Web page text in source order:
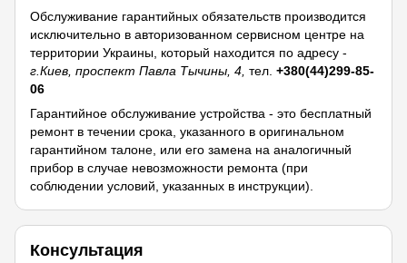
Обслуживание гарантийных обязательств производится
исключительно в авторизованном сервисном центре на
территории Украины, который находится по адресу -
г.Киев, проспект Павла Тычины, 4, тел. +380(44)299-85-
06
Гарантийное обслуживание устройства - это бесплатный
ремонт в течении срока, указанного в оригинальном
гарантийном талоне, или его замена на аналогичный
прибор в случае невозможности ремонта (при
соблюдении условий, указанных в инструкции).
Консультация